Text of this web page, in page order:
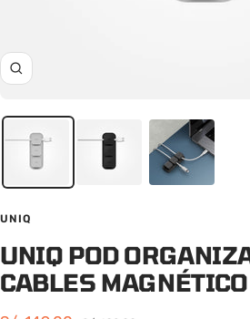
Zoom
UNIQ
UNIQ POD
CABLES